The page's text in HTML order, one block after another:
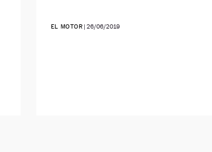
EL MOTOR |26/06/2019